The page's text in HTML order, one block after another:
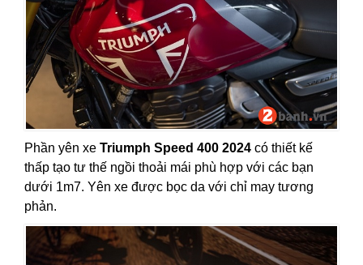
Phần yên xe Triumph Speed 400 2024 có thiết kế
thấp tạo tư thế ngồi thoải mái phù hợp với các bạn
dưới 1m7. Yên xe được bọc da với chỉ may tương
phản.